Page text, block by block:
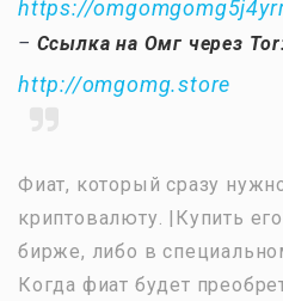
https://
– Ссылка на Омг через
http://omgomg.store
Фиат, который сразу
криптовалюту. |Купить
бирже, либо в
Когда фиат будет